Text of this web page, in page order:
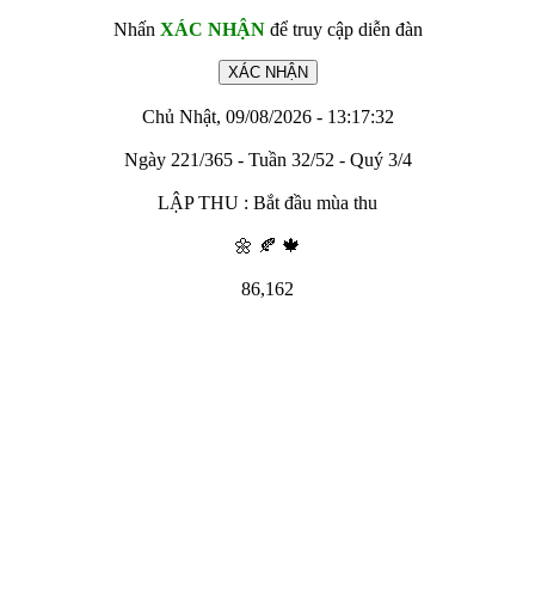
Nhấn XÁC NHẬNđể truy cập diễn đàn
Chủ Nhật, 09/08/2026 - 13:17:32
Ngày 221/365 - Tuần 32/52 - Quý 3/4
LẬP THU : Bắt đầu mùa thu
🌼 🍂 🍁
86,162